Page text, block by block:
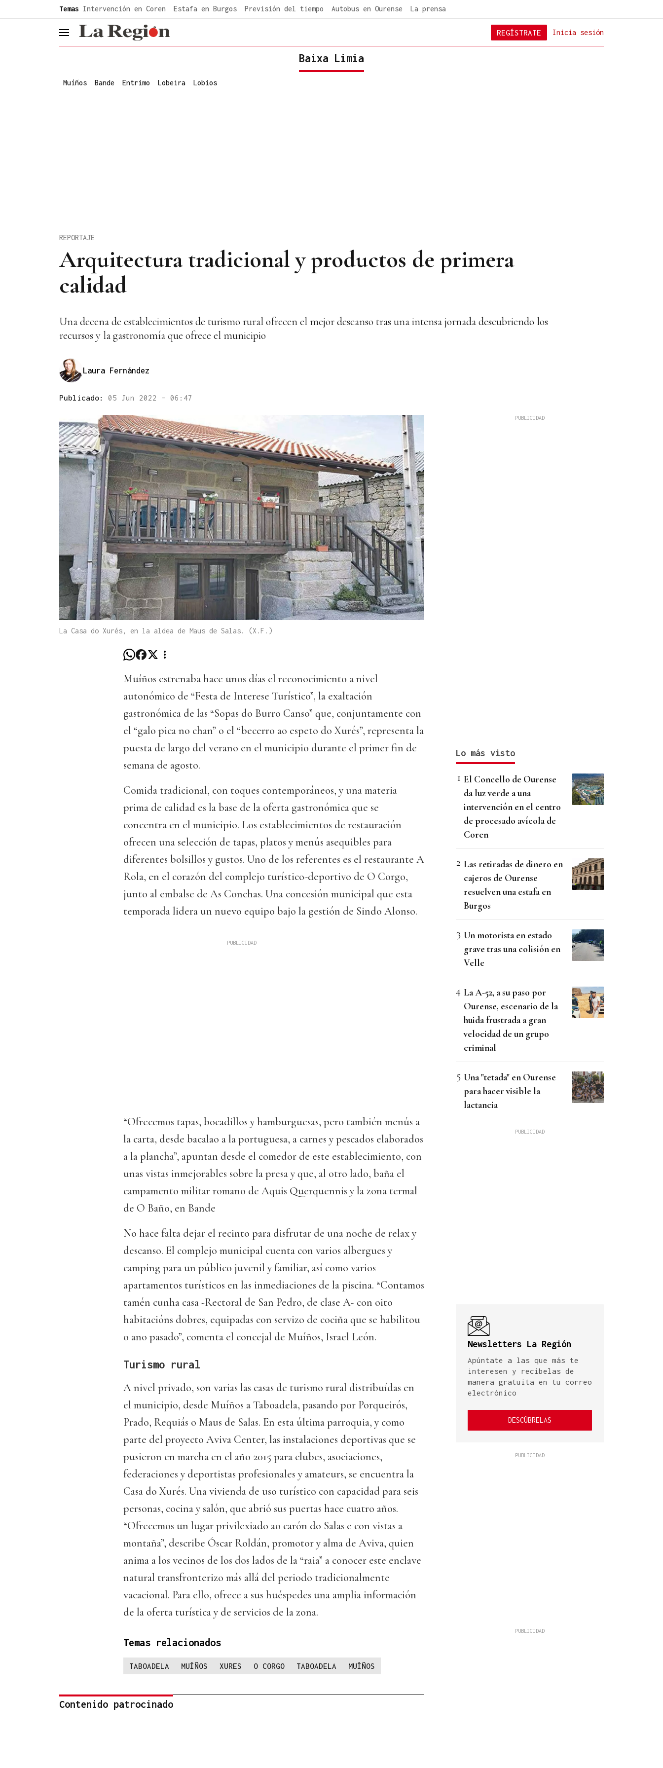
Temas Intervención en Coren Estafa en Burgos Previsión del tiempo Autobus en Ourense La prensa
header.menu.open Inicia sesión
REGÍSTRATE
Baixa Limia
Muíños Bande Entrimo Lobeira Lobios
Arquitectura tradicional y productos de primera
calidad
REPORTAJE
Una decena de establecimientos de turismo rural ofrecen el mejor descanso tras una intensa jornada descubriendo los
recursos y la gastronomía que ofrece el municipio
Laura Fernández
Publicado: 05 Jun 2022 - 06:47
La Casa do Xurés, en la aldea de Maus de Salas. (X.F.)
Muíños estrenaba hace unos días el reconocimiento a nivel
autonómico de “Festa de Interese Turístico”, la exaltación
gastronómica de las “Sopas do Burro Canso” que, conjuntamente con
el “galo pica no chan” o el “becerro ao espeto do Xurés”, representa la
puesta de largo del verano en el municipio durante el primer fin de
semana de agosto.
Comida tradicional, con toques contemporáneos, y una materia
prima de calidad es la base de la oferta gastronómica que se
concentra en el municipio. Los establecimientos de restauración
ofrecen una selección de tapas, platos y menús asequibles para
diferentes bolsillos y gustos. Uno de los referentes es el restaurante A
Rola, en el corazón del complejo turístico-deportivo de O Corgo,
junto al embalse de As Conchas. Una concesión municipal que esta
temporada lidera un nuevo equipo bajo la gestión de Sindo Alonso.
“Ofrecemos tapas, bocadillos y hamburguesas, pero también menús a
la carta, desde bacalao a la portuguesa, a carnes y pescados elaborados
a la plancha”, apuntan desde el comedor de este establecimiento, con
unas vistas inmejorables sobre la presa y que, al otro lado, baña el
campamento militar romano de Aquis Querquennis y la zona termal
de O Baño, en Bande
No hace falta dejar el recinto para disfrutar de una noche de relax y
descanso. El complejo municipal cuenta con varios albergues y
camping para un público juvenil y familiar, así como varios
apartamentos turísticos en las inmediaciones de la piscina. “Contamos
tamén cunha casa -Rectoral de San Pedro, de clase A- con oito
habitacións dobres, equipadas con servizo de cociña que se habilitou
o ano pasado”, comenta el concejal de Muíños, Israel León.
Turismo rural
A nivel privado, son varias las casas de turismo rural distribuídas en
el municipio, desde Muíños a Taboadela, pasando por Porqueirós,
Prado, Requiás o Maus de Salas. En esta última parroquia, y como
parte del proyecto Aviva Center, las instalaciones deportivas que se
pusieron en marcha en el año 2015 para clubes, asociaciones,
federaciones y deportistas profesionales y amateurs, se encuentra la
Casa do Xurés. Una vivienda de uso turístico con capacidad para seis
personas, cocina y salón, que abrió sus puertas hace cuatro años.
“Ofrecemos un lugar privilexiado ao carón do Salas e con vistas a
montaña”, describe Óscar Roldán, promotor y alma de Aviva, quien
anima a los vecinos de los dos lados de la “raia” a conocer este enclave
natural transfronterizo más allá del periodo tradicionalmente
vacacional. Para ello, ofrece a sus huéspedes una amplia información
de la oferta turística y de servicios de la zona.
Temas relacionados
TABOADELA MUÍÑOS XURES O CORGO TABOADELA MUÍÑOS
Contenido patrocinado
Lo más visto
El Concello de Ourense
da luz verde a una
intervención en el centro
de procesado avícola de
Coren
Las retiradas de dinero en
cajeros de Ourense
resuelven una estafa en
Burgos
Un motorista en estado
grave tras una colisión en
Velle
La A-52, a su paso por
Ourense, escenario de la
huida frustrada a gran
velocidad de un grupo
criminal
Una "tetada" en Ourense
para hacer visible la
lactancia
Newsletters La Región
Apúntate a las que más te
interesen y recíbelas de
manera gratuita en tu correo
electrónico
DESCÚBRELAS